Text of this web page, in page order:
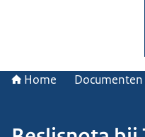
Home Documenten